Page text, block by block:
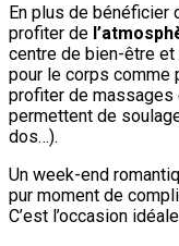
En plus de bénéficier
profiter de
centre de bien-être
pour le corps comme
profiter de massages
permettent de
dos…).
Un week-end
pur moment de
C’est l’occasion